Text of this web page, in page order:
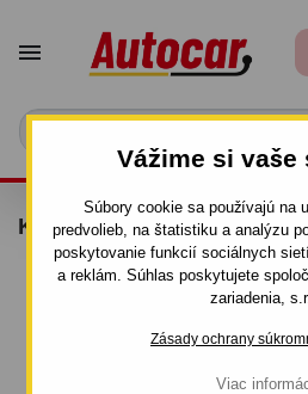
Vážime si vaše
Súbory cookie sa používajú na
predvolieb, na štatistiku a analýzu
poskytovanie funkcií sociálnych
a reklám. Súhlas poskytujete
zariadenia,
Zásady ochrany
Viac

KIT THULE - 1227